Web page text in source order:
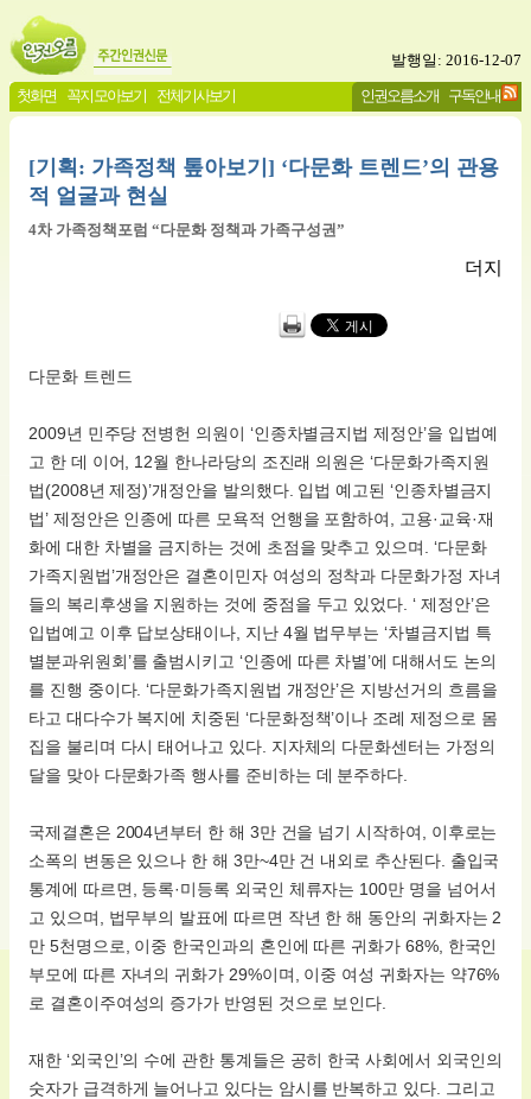
발행일: 2016-12-07
첫화면 꼭지 모아보기 전체기사보기 인권오름소개 구독안내
[기획: 가족정책 톺아보기] ‘다문화 트렌드’의 관용
적 얼굴과 현실
4차 가족정책포럼 “다문화 정책과 가족구성권”
더지
다문화 트렌드
2009년 민주당 전병헌 의원이 ‘인종차별금지법 제정안’을 입법예
고 한 데 이어, 12월 한나라당의 조진래 의원은 ‘다문화가족지원
법(2008년 제정)’개정안을 발의했다. 입법 예고된 ‘인종차별금지
법’ 제정안은 인종에 따른 모욕적 언행을 포함하여, 고용·교육·재
화에 대한 차별을 금지하는 것에 초점을 맞추고 있으며. ‘다문화
가족지원법’개정안은 결혼이민자 여성의 정착과 다문화가정 자녀
들의 복리후생을 지원하는 것에 중점을 두고 있었다. ‘ 제정안’은
입법예고 이후 답보상태이나, 지난 4월 법무부는 ‘차별금지법 특
별분과위원회’를 출범시키고 ‘인종에 따른 차별’에 대해서도 논의
를 진행 중이다. ‘다문화가족지원법 개정안’은 지방선거의 흐름을
타고 대다수가 복지에 치중된 ‘다문화정책’이나 조례 제정으로 몸
집을 불리며 다시 태어나고 있다. 지자체의 다문화센터는 가정의
달을 맞아 다문화가족 행사를 준비하는 데 분주하다.
국제결혼은 2004년부터 한 해 3만 건을 넘기 시작하여, 이후로는
소폭의 변동은 있으나 한 해 3만~4만 건 내외로 추산된다. 출입국
통계에 따르면, 등록·미등록 외국인 체류자는 100만 명을 넘어서
고 있으며, 법무부의 발표에 따르면 작년 한 해 동안의 귀화자는 2
만 5천명으로, 이중 한국인과의 혼인에 따른 귀화가 68%, 한국인
부모에 따른 자녀의 귀화가 29%이며, 이중 여성 귀화자는 약76%
로 결혼이주여성의 증가가 반영된 것으로 보인다.
재한 ‘외국인’의 수에 관한 통계들은 공히 한국 사회에서 외국인의
숫자가 급격하게 늘어나고 있다는 암시를 반복하고 있다. 그리고